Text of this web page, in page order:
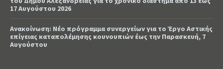
17 Αυγούστου 2026
Ανακοίνωση: Νέο πρόγραμμα συνεργείων για το Έργο Αστικής
επίγειας καταπολέμησης κουνουπιών έως την Παρασκευή, 7
Αυγούστου